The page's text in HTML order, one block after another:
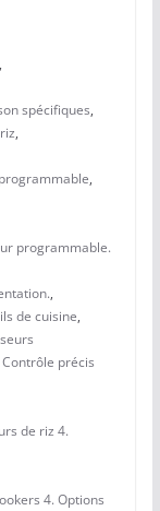
,
spécifiques,
,
,
programmable.
,
de cuisine,
précis
de riz 4.
4. Options